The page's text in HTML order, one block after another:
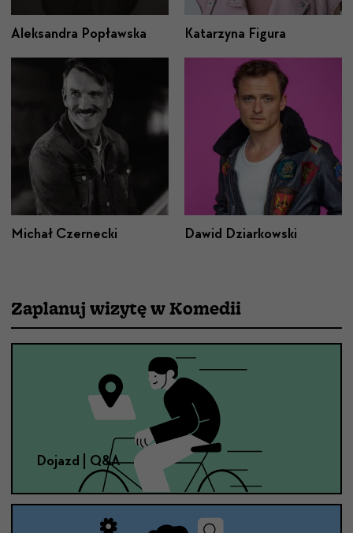
Aleksandra Popławska Katarzyna Figura
Michał Czernecki Dawid Dziarkowski
Zaplanuj wizytę w Komedii
Dojazd | Q&A